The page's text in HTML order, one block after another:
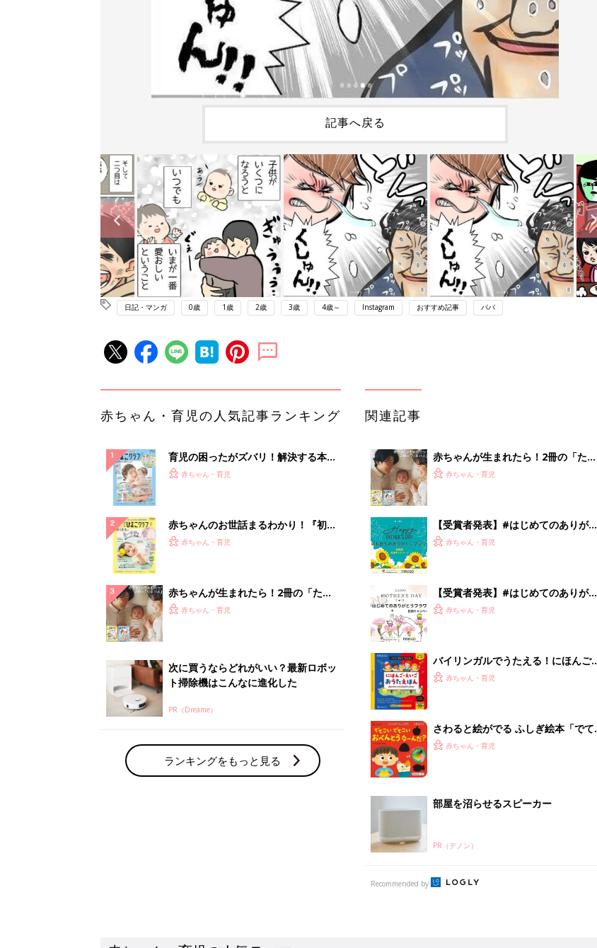
記事へ戻る
日記・マンガ 0歳 1歳 2歳 3歳 4歳～ Instagram おすすめ記事 パパ
赤ちゃん・育児の人気記事ランキング
育児の困ったがズバリ！解決する本
『ひよこクラブ 夏号』 4カ月～2才
赤ちゃん・育児
赤ちゃんのお世話まるわかり！『初め
てのひよこクラブ 夏号』〈巻頭大特
赤ちゃん・育児
赤ちゃんが生まれたら！2冊の「たま
ひよ」
赤ちゃん・育児
次に買うならどれがいい？最新ロボッ
ト掃除機はこんなに進化した
PR（Dreame）
ランキングをもっと見る
関連記事
赤ちゃんが生まれたら！2冊の「たま
ひよ」
赤ちゃん・育児
【受賞者発表】#はじめてのありがと
うフラワー 父の日投稿キャンペーン
赤ちゃん・育児
【受賞者発表】#はじめてのありがと
うフラワー 母の日投稿キャンペーン
赤ちゃん・育児
バイリンガルでうたえる！にほんご
えいご おうたえほん（たまひよ おう
赤ちゃん・育児
さわると絵がでる ふしぎ絵本「でて
こい でてこい おべんとうなーん
赤ちゃん・育児
部屋を沼らせるスピーカー
PR（デノン）
Recommended by